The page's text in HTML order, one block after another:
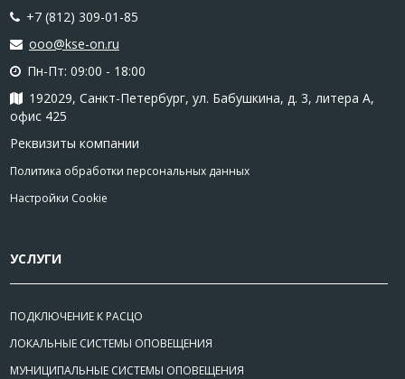
+7 (812) 309-01-85
ooo@kse-on.ru
Пн-Пт: 09:00 - 18:00
192029, Санкт-Петербург, ул. Бабушкина, д. 3, литера А,
офис 425
Реквизиты компании
Политика обработки персональных данных
Настройки Cookie
УСЛУГИ
ПОДКЛЮЧЕНИЕ К РАСЦО
ЛОКАЛЬНЫЕ СИСТЕМЫ ОПОВЕЩЕНИЯ
МУНИЦИПАЛЬНЫЕ СИСТЕМЫ ОПОВЕЩЕНИЯ